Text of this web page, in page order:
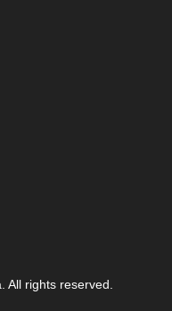
All rights reserved.